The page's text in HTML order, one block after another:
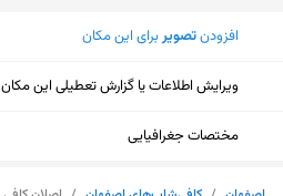
شنبه
یکشنبه
افزودنتصویربرای این مکان
ویرایش اطلاعات یا گزارش تعطیلی این مکان
مختصات جغرافیایی